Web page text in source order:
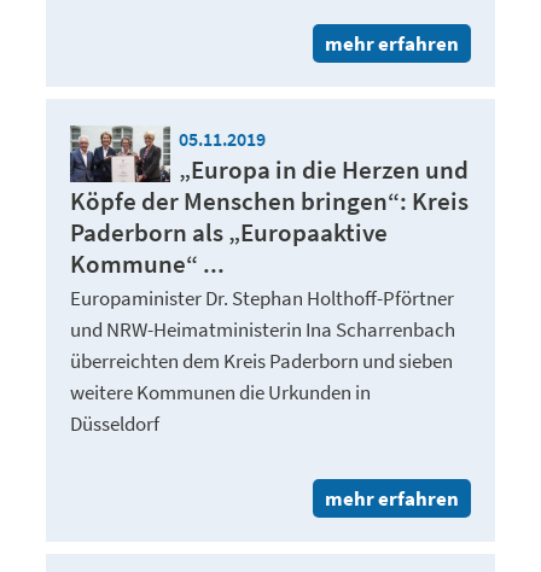
mehr erfahren
05.11.2019
„Europa in die Herzen und
Köpfe der Menschen bringen“: Kreis
Paderborn als „Europaaktive
Kommune“ ...
Europaminister Dr. Stephan Holthoff-Pförtner
und NRW-Heimatministerin Ina Scharrenbach
überreichten dem Kreis Paderborn und sieben
weitere Kommunen die Urkunden in
Düsseldorf
mehr erfahren